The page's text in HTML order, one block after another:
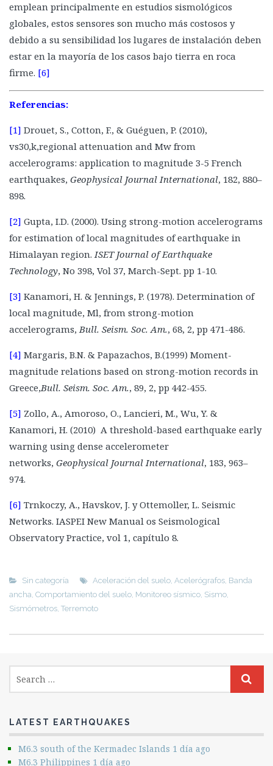
Biomateriales
Bricker
Refuerzo con fibras
Envolturas con fibras de carbono
Superando las dificultades sísmicas
La Torre Latinoamericana.
La Torre Taipei 101
Torre Titanium, La Portada
La Gran Torre Santiago
emplean principalmente en estudios sismológicos
globales, estos sensores son mucho más costosos y
debido a su sensibilidad los lugares de instalación deben
estar en la mayoría de los casos bajo tierra en roca
firme. [6]
Referencias:
[1] Drouet, S., Cotton, F., & Guéguen, P. (2010),
vs30,k,regional attenuation and Mw from
accelerograms: application to magnitude 3-5 French
earthquakes, Geophysical Journal International, 182, 880–
898.
[2] Gupta, I.D. (2000). Using strong-motion accelerograms
for estimation of local magnitudes of earthquake in
Himalayan region. ISET Journal of Earthquake
Technology, No 398, Vol 37, March-Sept. pp 1-10.
[3] Kanamori, H. & Jennings, P. (1978). Determination of
local magnitude, Ml, from strong-motion
accelerograms, Bull. Seism. Soc. Am., 68, 2, pp 471-486.
[4] Margaris, B.N. & Papazachos, B.(1999) Moment-
magnitude relations based on strong-motion records in
Greece,Bull. Seism. Soc. Am., 89, 2, pp 442-455.
[5] Zollo, A., Amoroso, O., Lancieri, M., Wu, Y. &
Kanamori, H. (2010) A threshold-based earthquake early
warning using dense accelerometer
networks, Geophysical Journal International, 183, 963–
974.
[6] Trnkoczy, A., Havskov, J. y Ottemoller, L. Seismic
Networks. IASPEI New Manual os Seismological
Observatory Practice, vol 1, capítulo 8.
Sin categoría Aceleración del suelo Acelerógrafos Banda
ancha Comportamiento del suelo Monitoreo sísmico Sismo
Sismómetros Terremoto
LATEST EARTHQUAKES
M6.3 south of the Kermadec Islands 1 día ago
M6.3 Philippines 1 día ago